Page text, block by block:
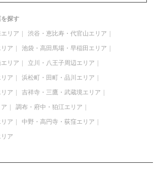
探す
リア 渋谷・恵比寿・代官山エリア
ア 池袋・高田馬場・早稲田エリア
リア 立川・八王子周辺エリア
ア 浜松町・田町・品川エリア
ア 吉祥寺・三鷹・武蔵境エリア
調布・府中・狛江エリア
ア 中野・高円寺・荻窪エリア
ア